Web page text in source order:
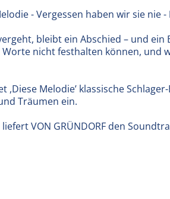
- Vergessen haben wir sie nie
bleibt ein Abschied – und
Worte nicht festhalten können, und
,Diese Melodie’ klassische
Träumen ein.
VON GRÜNDORF den